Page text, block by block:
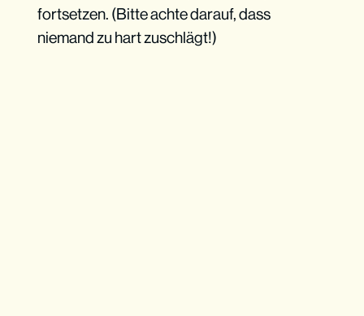
fortsetzen. (Bitte achte darauf, dass
niemand zu hart zuschlägt!)